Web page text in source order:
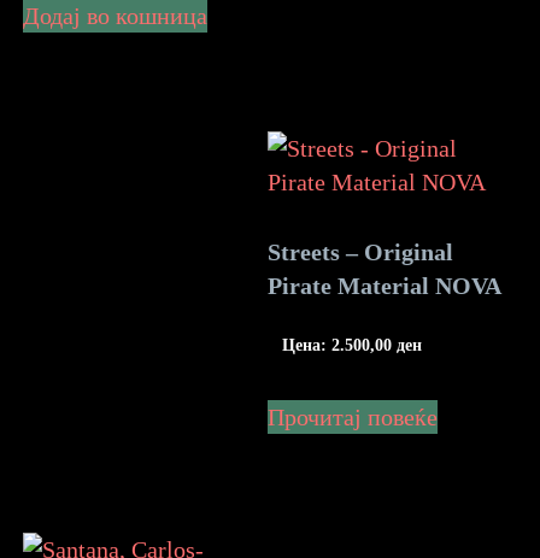
Додај во кошница
Streets – Original
Pirate Material NOVA
Цена: 2.500,00 ден
Прочитај повеќе